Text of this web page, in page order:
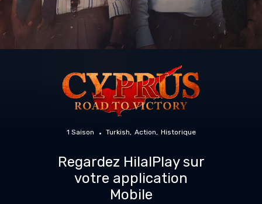
1 Saison Turkish Action Historique
Regardez HilalPlay sur
votre application
Mobile